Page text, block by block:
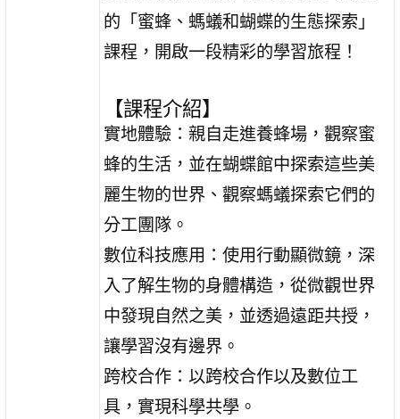
的「蜜蜂、螞蟻和蝴蝶的生態探索」
課程，開啟一段精彩的學習旅程！
【課程介紹】
實地體驗：親自走進養蜂場，觀察蜜
蜂的生活，並在蝴蝶館中探索這些美
麗生物的世界、觀察螞蟻探索它們的
分工團隊。
數位科技應用：使用行動顯微鏡，深
入了解生物的身體構造，從微觀世界
中發現自然之美，並透過遠距共授，
讓學習沒有邊界。
跨校合作：以跨校合作以及數位工
具，實現科學共學。